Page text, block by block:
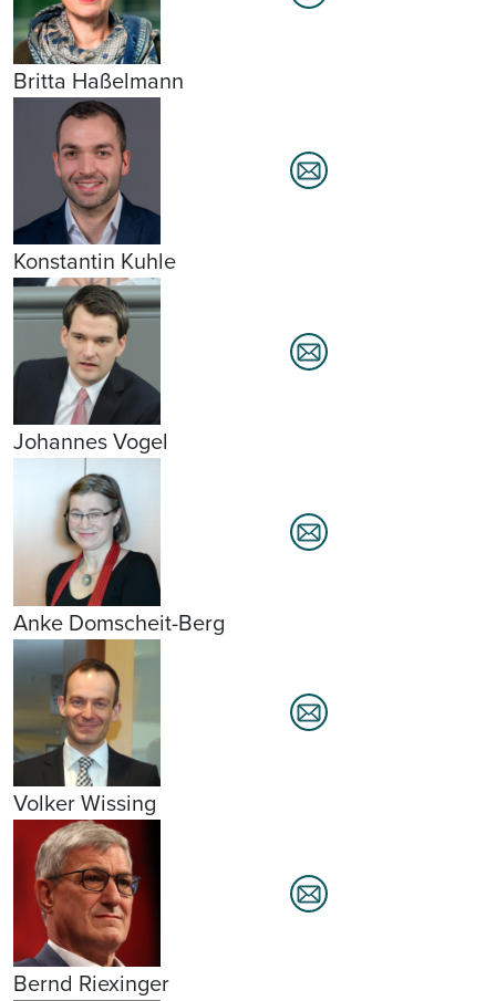
Britta Haßelmann
Konstantin Kuhle
Johannes Vogel
Anke Domscheit-Berg
Volker Wissing
Bernd Riexinger